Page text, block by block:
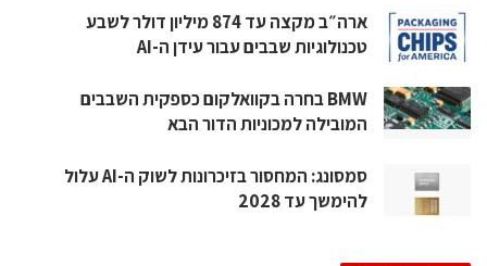
ארה״ב מקצה עד 874 מיליון דולר לשבע
טכנולוגיות שבבים עבור עידן ה-AI
BMW בחרה בקוואלקום כספקית השבבים
המובילה למכוניות הדור הבא
סמסונג: המחסור בזיכרונות לשוק ה-AI עלול
להימשך עד 2028